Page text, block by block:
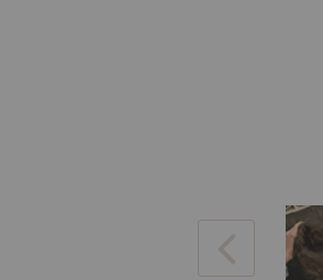
Arbeit damit bürsten, um
Die braune Farbe war